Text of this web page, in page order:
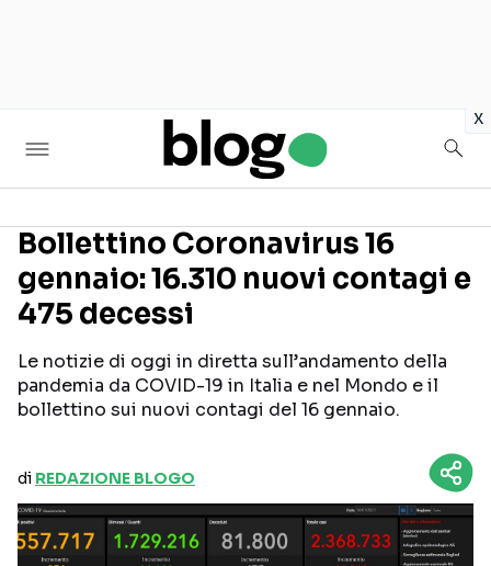
x
Seguici sui social
Bollettino Coronavirus 16
gennaio: 16.310 nuovi contagi e
475 decessi
Le notizie di oggi in diretta sull’andamento della
pandemia da COVID-19 in Italia e nel Mondo e il
bollettino sui nuovi contagi del 16 gennaio.
di REDAZIONE BLOGO